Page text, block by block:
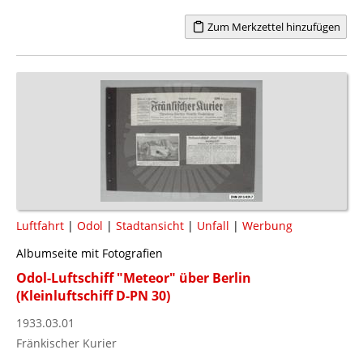
Zum Merkzettel hinzufügen
Luftfahrt | Odol | Stadtansicht | Unfall | Werbung
Albumseite mit Fotografien
Odol-Luftschiff "Meteor" über Berlin
(Kleinluftschiff D-PN 30)
1933.03.01
Fränkischer Kurier